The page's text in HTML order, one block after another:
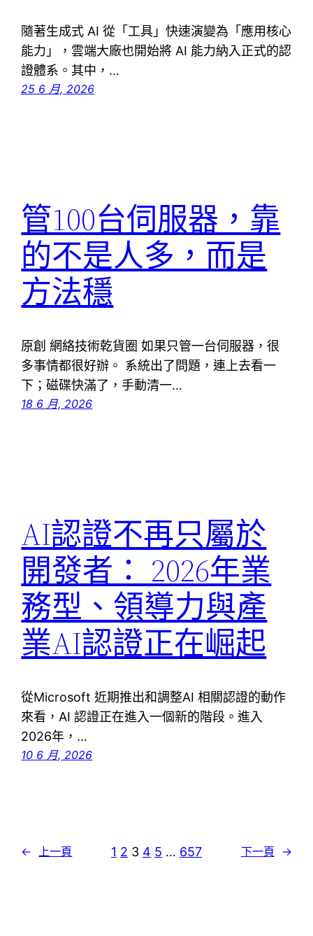
隨著生成式 AI 從「工具」快速演變為「應用核心
能力」，雲端大廠也開始將 AI 能力納入正式的認
證體系。其中，…
25 6 月, 2026
管100台伺服器，靠
的不是人多，而是
方法穩
原創 網絡技術乾貨圈 如果只管一台伺服器，很
多事情都很好辦。 系統出了問題，連上去看一
下；磁碟快滿了，手動清一…
18 6 月, 2026
AI認證不再只屬於
開發者： 2026年業
務型、領導力與產
業AI認證正在崛起
從Microsoft 近期推出和調整AI 相關認證的動作
來看，AI 認證正在進入一個新的階段。進入
2026年，…
10 6 月, 2026
← 上一頁 1 2 3 4 5 … 657 下一頁 →